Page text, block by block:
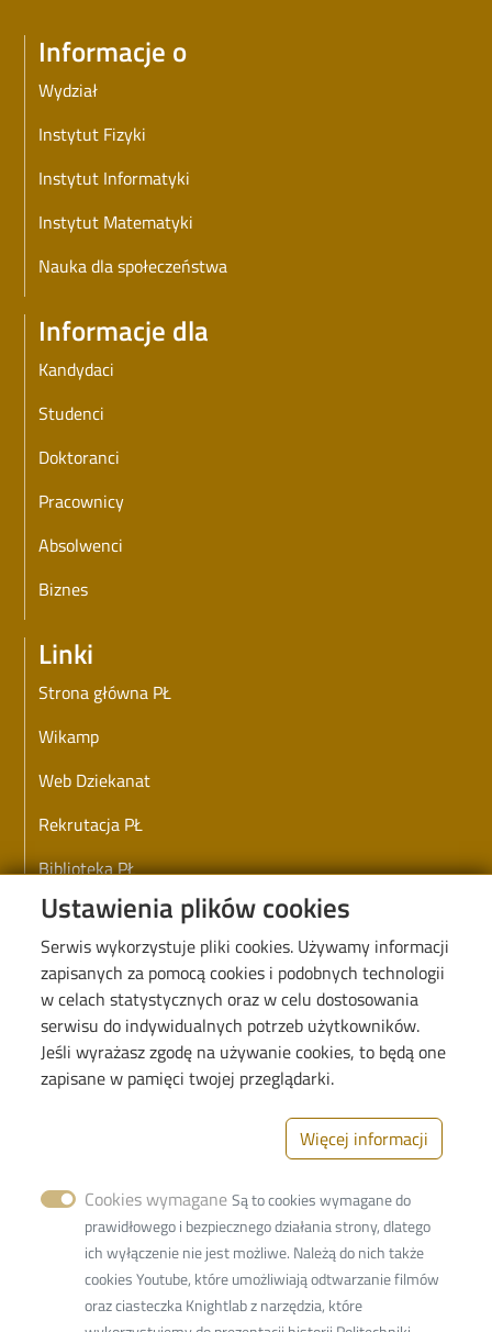
Ustawienia plików cookies
Serwis wykorzystuje pliki cookies. Używamy informacji
zapisanych za pomocą cookies i podobnych technologii
w celach statystycznych oraz w celu dostosowania
serwisu do indywidualnych potrzeb użytkowników.
Jeśli wyrażasz zgodę na używanie cookies, to będą one
zapisane w pamięci twojej przeglądarki.
Więcej informacji
Cookies wymagane Są to cookies wymagane do
prawidłowego i bezpiecznego działania strony, dlatego
ich wyłączenie nie jest możliwe. Należą do nich także
cookies Youtube, które umożliwiają odtwarzanie filmów
oraz ciasteczka Knightlab z narzędzia, które
Image
Politechnika Łódzka
Wydział Fizyki Technicznej, Informatyki
i Matematyki Stosowanej
ul. Wólczańska 215
Informacje o
Wydział
Instytut Fizyki
Instytut Informatyki
Instytut Matematyki
Nauka dla społeczeństwa
Informacje dla
Kandydaci
Studenci
Doktoranci
Pracownicy
Absolwenci
Biznes
Linki
Strona główna PŁ
Wikamp
Web Dziekanat
Rekrutacja PŁ
Biblioteka PŁ
Koronawirus - informacje i zarządzenia PŁ
Deklaracja dostępności cyfrowej